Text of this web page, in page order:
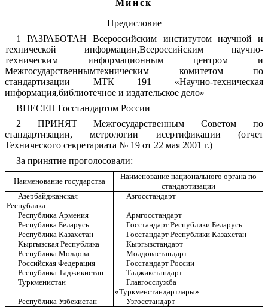
Минск
Предисловие
1 РАЗРАБОТАН Всероссийским институтом научной и
технической информации,Всероссийским научно-
техническим информационным центром и
Межгосударственнымтехническим комитетом по
стандартизации МТК 191 «Научно-техническая
информация,библиотечное и издательское дело»
ВНЕСЕН Госстандартом России
2 ПРИНЯТ Межгосударственным Советом по
стандартизации, метрологии исертификации (отчет
Технического секретариата № 19 от 22 мая 2001 г.)
За принятие проголосовали:
Наименование государства
Наименование национального органа по
стандартизации
Азербайджанская
Республика
Азгосстандарт
Республика Армения
Армгосстандарт
Республика Беларусь
Госстандарт Республики Беларусь
Республика Казахстан
Госстандарт Республики Казахстан
Кыргызская Республика
Кыргызстандарт
Республика Молдова
Молдовастандарт
Российская Федерация
Госстандарт России
Республика Таджикистан
Таджикстандарт
Туркменистан
Главгосслужба
«Туркменстандартлары»
Республика Узбекистан
Узгосстандарт